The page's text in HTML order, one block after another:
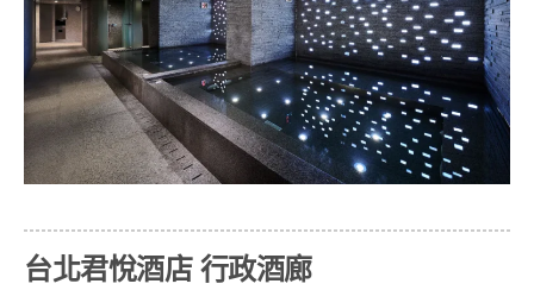
台北君悅酒店 行政酒廊